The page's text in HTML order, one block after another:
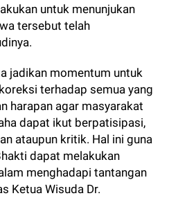
untuk menunjukan
tersebut telah
jadikan momentum untuk
terhadap semua yang
harapan agar masyarakat
dapat ikut berpatisipasi,
ataupun kritik. Hal ini guna
dapat melakukan
menghadapi tantangan
Ketua Wisuda Dr.